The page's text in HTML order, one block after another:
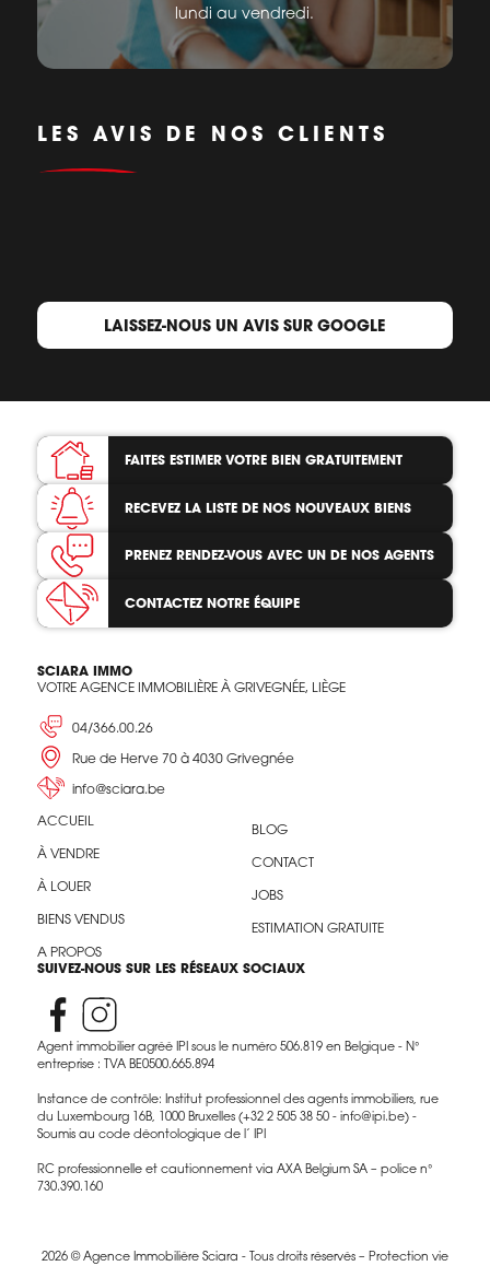
lundi au vendredi.
LES AVIS DE NOS CLIENTS
LAISSEZ-NOUS UN AVIS SUR GOOGLE
FAITES ESTIMER VOTRE BIEN GRATUITEMENT
RECEVEZ LA LISTE DE NOS NOUVEAUX BIENS
PRENEZ RENDEZ-VOUS AVEC UN DE NOS AGENTS
CONTACTEZ NOTRE ÉQUIPE
SCIARA IMMO
VOTRE AGENCE IMMOBILIÈRE À GRIVEGNÉE, LIÈGE
04/366.00.26
Rue de Herve 70 à 4030 Grivegnée
info@sciara.be
ACCUEIL
À VENDRE
À LOUER
BIENS VENDUS
A PROPOS
BLOG
CONTACT
JOBS
ESTIMATION GRATUITE
SUIVEZ-NOUS SUR LES RÉSEAUX SOCIAUX
Agent immobilier agréé IPI sous le numéro 506.819 en Belgique - N°
entreprise : TVA BE0500.665.894
Instance de contrôle: Institut professionnel des agents immobiliers, rue
du Luxembourg 16B, 1000 Bruxelles (+32 2 505 38 50 - info@ipi.be) -
Soumis au code déontologique de l’ IPI
RC professionnelle et cautionnement via AXA Belgium SA – police n°
730.390.160
2026 © Agence Immobilière Sciara - Tous droits réservés – Protection vie